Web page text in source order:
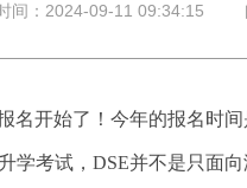
间：2024-09-11 09:34:15
名开始了！今年的报名时间
考试， DSE并不是只面